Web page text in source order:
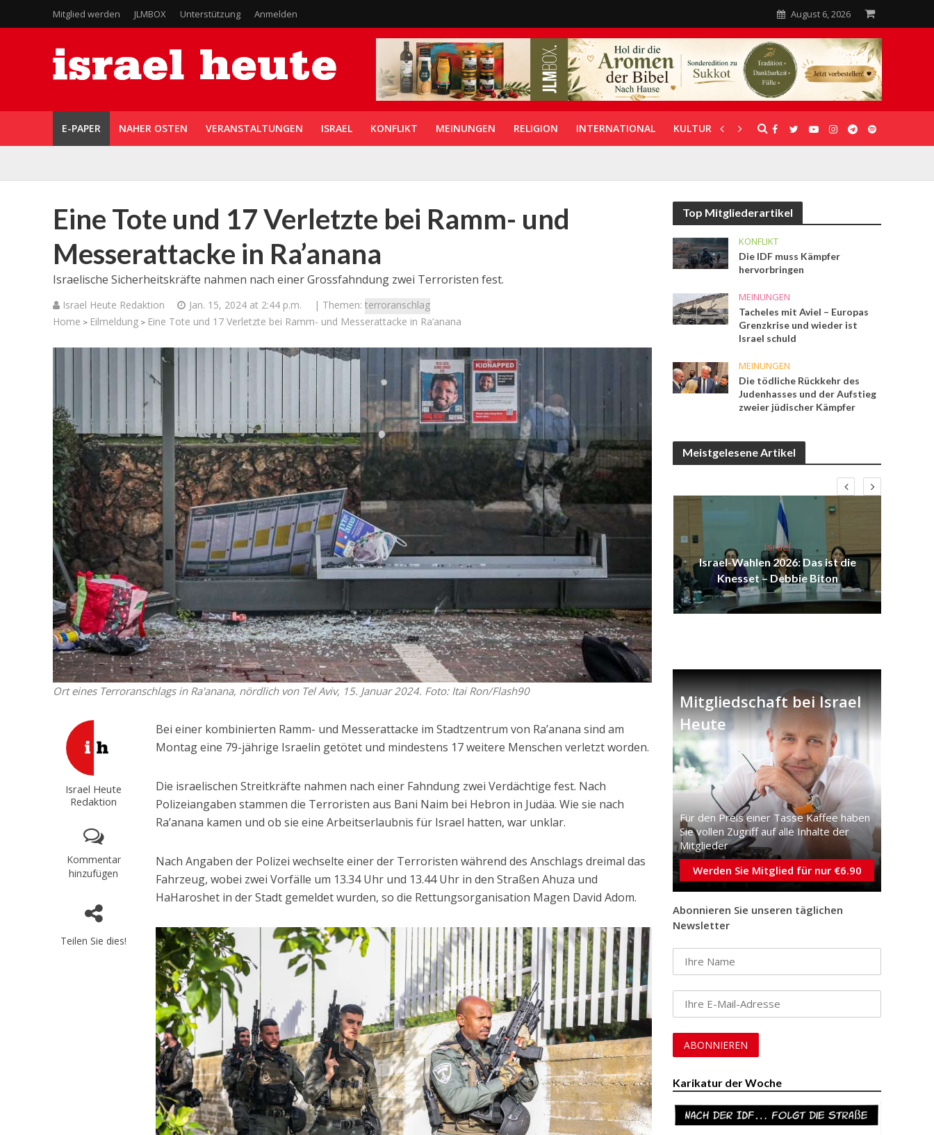
Mitglied werden JLMBOX Unterstützung Anmelden August 6, 2026
E-PAPER NAHER OSTEN VERANSTALTUNGEN ISRAEL KONFLIKT MEINUNGEN RELIGION INTERNATIONAL KULTUR UNTERSTÜTZUNG
Eine Tote und 17 Verletzte bei Ramm- und
Messerattacke in Ra’anana
Israelische Sicherheitskräfte nahmen nach einer Grossfahndung zwei Terroristen fest.
Israel Heute Redaktion Jan. 15, 2024 at 2:44 p.m. | Themen: terroranschlag
Home > Eilmeldung> Eine Tote und 17 Verletzte bei Ramm- und Messerattacke in Ra’anana
Ort eines Terroranschlags in Ra'anana, nördlich von Tel Aviv, 15. Januar 2024. Foto: Itai Ron/Flash90
Israel Heute
Redaktion
Kommentar
hinzufügen
Teilen Sie dies!
Bei einer kombinierten Ramm- und Messerattacke im Stadtzentrum von Ra’anana sind am
Montag eine 79-jährige Israelin getötet und mindestens 17 weitere Menschen verletzt worden.
Die israelischen Streitkräfte nahmen nach einer Fahndung zwei Verdächtige fest. Nach
Polizeiangaben stammen die Terroristen aus Bani Naim bei Hebron in Judäa. Wie sie nach
Ra’anana kamen und ob sie eine Arbeitserlaubnis für Israel hatten, war unklar.
Nach Angaben der Polizei wechselte einer der Terroristen während des Anschlags dreimal das
Fahrzeug, wobei zwei Vorfälle um 13.34 Uhr und 13.44 Uhr in den Straßen Ahuza und
HaHaroshet in der Stadt gemeldet wurden, so die Rettungsorganisation Magen David Adom.
Top Mitgliederartikel
KONFLIKT
Die IDF muss Kämpfer
hervorbringen
MEINUNGEN
Tacheles mit Aviel – Europas
Grenzkrise und wieder ist
Israel schuld
MEINUNGEN
Die tödliche Rückkehr des
Judenhasses und der Aufstieg
zweier jüdischer Kämpfer
Meistgelesene Artikel
Israel
Israelische Wahlen 2026: Das ist
die Knesset – Moshe Abutbul
Israelische Wahlen 2026: Das ist
die Knesset – Vladimir Beliak
Israel
Israel-Wahlen 2026: Das ist die
Knesset – Debbie Biton
Mitgliedschaft bei Israel
Heute
Für den Preis einer Tasse Kaffee haben
Sie vollen Zugriff auf alle Inhalte der
Mitglieder
Werden Sie Mitglied für nur €6.90
Abonnieren Sie unseren täglichen
Newsletter
Karikatur der Woche